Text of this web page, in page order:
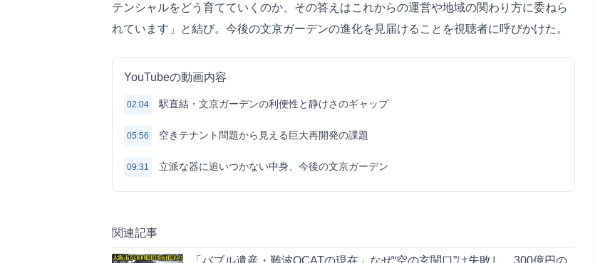
テンシャルをどう育てていくのか、その答えはこれからの運営や地域の関わり方に委ねら
れています」と結び。今後の文京ガーデンの進化を見届けることを視聴者に呼びかけた。
YouTubeの動画内容
02:04 駅直結・文京ガーデンの利便性と静けさのギャップ
05:56 空きテナント問題から見える巨大再開発の課題
09:31 立派な器に追いつかない中身、今後の文京ガーデン
関連記事
「バブル遺産・難波OCATの現在」なぜ“空の玄関口”は失敗し、300億円の